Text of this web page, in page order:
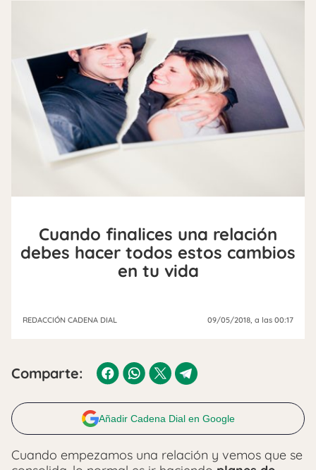
Cuando finalices una relación
debes hacer todos estos cambios
en tu vida
REDACCIÓN CADENA DIAL 09/05/2018 , a las 00:17
Comparte:
Añadir Cadena Dial en Google
Cuando empezamos una relación y vemos que se